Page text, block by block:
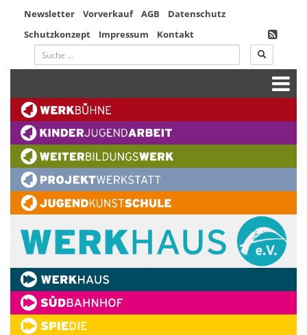
Newsletter Vorverkauf AGB
Datenschutz
Schutzkonzept
Impressum Kontakt